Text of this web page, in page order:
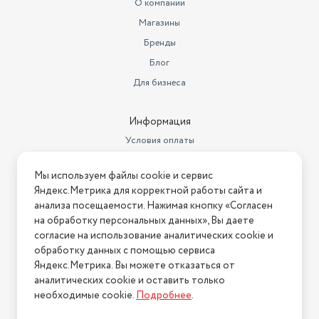
О компании
Магазины
Бренды
Блог
Для бизнеса
Информация
Условия оплаты
Условия возврата
Нашли ошибку на сайте? Напишите нам
2026 © Интернет-магазин "АстМаркет". У нас есть всё!
Политика конфиденциальности
Мы используем файлы cookie и сервис
Яндекс.Метрика для корректной работы сайта и
анализа посещаемости. Нажимая кнопку «Согласен
на обработку персональных данных», Вы даете
согласие на использование аналитических cookie и
обработку данных с помощью сервиса
Яндекс.Метрика. Вы можете отказаться от
аналитических cookie и оставить только
необходимые cookie.Подробнее.